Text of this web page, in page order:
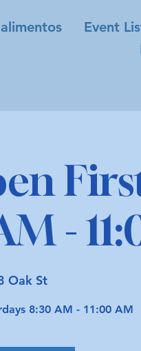
Event
-
Oak St
8:30 AM - 11:00 AM